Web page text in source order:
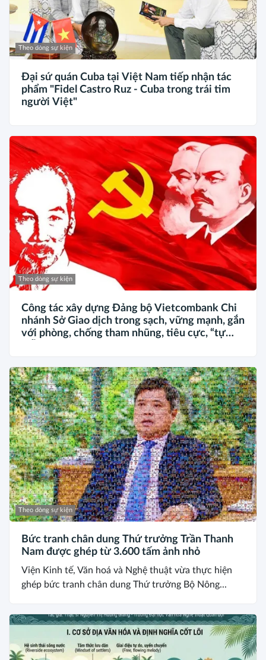
Theo dòng sự kiện
Đại sứ quán Cuba tại Việt Nam tiếp nhận tác
phẩm "Fidel Castro Ruz - Cuba trong trái tim
người Việt"
Theo dòng sự kiện
Công tác xây dựng Đảng bộ Vietcombank Chi
nhánh Sở Giao dịch trong sạch, vững mạnh, gắn
với phòng, chống tham nhũng, tiêu cực, “tự
Theo dòng sự kiện
Bức tranh chân dung Thứ trưởng Trần Thanh
Nam được ghép từ 3.600 tấm ảnh nhỏ
Viện Kinh tế, Văn hoá và Nghệ thuật vừa thực hiện
ghép bức tranh chân dung Thứ trưởng Bộ Nông...